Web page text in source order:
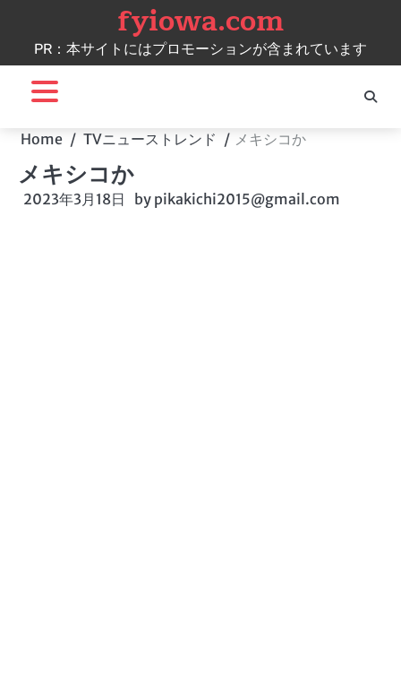
content
fyiowa.com
PR：本サイトにはプロモーションが含まれています
Home TVニューストレンド メキシコか
メキシコか
2023年3月18日 by pikakichi2015@gmail.com